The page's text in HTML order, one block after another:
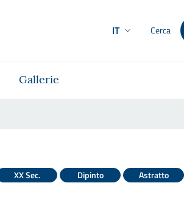
IT Cerca
Gallerie
XX Sec. Dipinto Astratto